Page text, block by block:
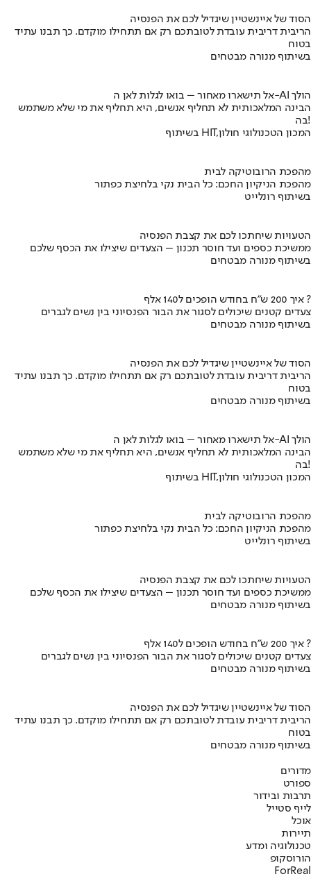
הסוד של איינשטיין שיגדיל לכם את הפנסיה
הריבית דריבית עובדת לטובתכם רק אם תתחילו מוקדם. כך תבנו עתיד
בטוח
בשיתוף מנורה מבטחים
אל תישארו מאחור – בואו לגלות לאן ה-AI הולך
הבינה המלאכותית לא תחליף אנשים, היא תחליף את מי שלא משתמש
בה!
בשיתוף HIT,המכון הטכנולוגי חולון
מהפכת הרובוטיקה לבית
מהפכת הניקיון החכם: כל הבית נקי בלחיצת כפתור
בשיתוף רונלייט
הטעויות שיחתכו לכם את קצבת הפנסיה
ממשיכת כספים ועד חוסר תכנון – הצעדים שיצילו את הכסף שלכם
בשיתוף מנורה מבטחים
איך 200 ש"ח בחודש הופכים ל140 אלף ?
צעדים קטנים שיכולים לסגור את הבור הפנסיוני בין נשים לגברים
בשיתוף מנורה מבטחים
הסוד של איינשטיין שיגדיל לכם את הפנסיה
הריבית דריבית עובדת לטובתכם רק אם תתחילו מוקדם. כך תבנו עתיד
בטוח
בשיתוף מנורה מבטחים
אל תישארו מאחור – בואו לגלות לאן ה-AI הולך
הבינה המלאכותית לא תחליף אנשים, היא תחליף את מי שלא משתמש
בה!
בשיתוף HIT,המכון הטכנולוגי חולון
מהפכת הרובוטיקה לבית
מהפכת הניקיון החכם: כל הבית נקי בלחיצת כפתור
בשיתוף רונלייט
הטעויות שיחתכו לכם את קצבת הפנסיה
ממשיכת כספים ועד חוסר תכנון – הצעדים שיצילו את הכסף שלכם
בשיתוף מנורה מבטחים
איך 200 ש"ח בחודש הופכים ל140 אלף ?
צעדים קטנים שיכולים לסגור את הבור הפנסיוני בין נשים לגברים
בשיתוף מנורה מבטחים
הסוד של איינשטיין שיגדיל לכם את הפנסיה
הריבית דריבית עובדת לטובתכם רק אם תתחילו מוקדם. כך תבנו עתיד
בטוח
בשיתוף מנורה מבטחים
מדורים
ספורט
תרבות ובידור
לייף סטייל
אוכל
תיירות
טכנולוגיה ומדע
הורוסקופ
ForReal